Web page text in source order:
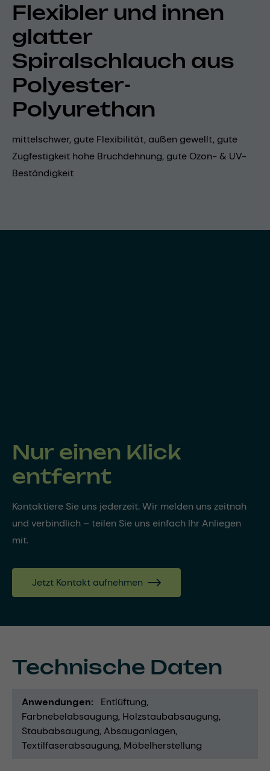
Flexibler und innen
glatter
Spiralschlauch aus
Polyester-
Polyurethan
mittelschwer, gute Flexibilität, außen gewellt, gute
Zugfestigkeit hohe Bruchdehnung, gute Ozon- & UV-
Beständigkeit
Nur einen Klick
entfernt
Kontaktiere Sie uns jederzeit. Wir melden uns zeitnah
und verbindlich – teilen Sie uns einfach Ihr Anliegen
mit.
Jetzt Kontakt aufnehmen
Technische Daten
Anwendungen
Entlüftung
Farbnebelabsaugung Holzstaubabsaugung
Staubabsaugung Absauganlagen
Textilfaserabsaugung Möbelherstellung